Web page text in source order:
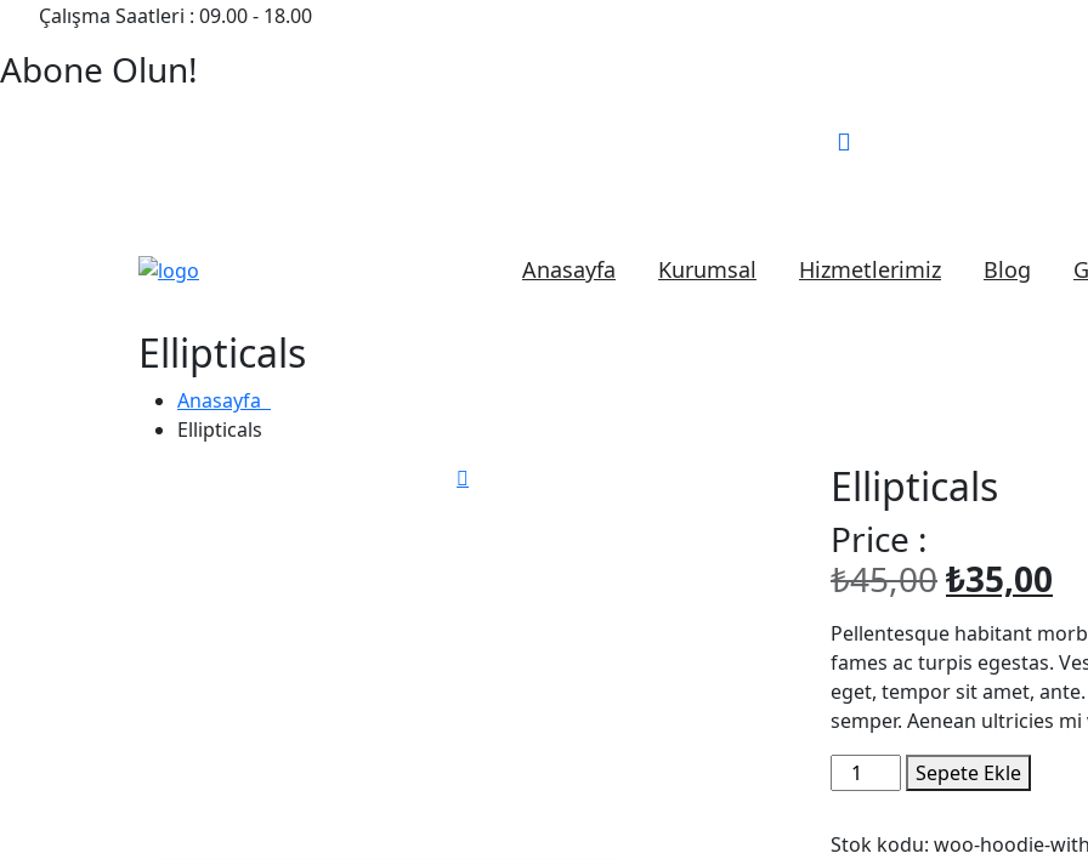
Çalışma Saatleri : 09.00 - 18.00
Abone Olun!
Anasayfa Kurumsal Hizmetlerimiz Blog
Ellipticals
Anasayfa
Ellipticals
Ellipticals
Price :
₺45,00Orijinal
fiyat:
₺45,00.
₺35,00
Pellentesque habitant
fames ac turpis egestas.
eget, tempor sit amet,
semper. Aenean ultricies
Ellipticals
adet
Sepete Ekle
Stok kodu: woo-hoodie-